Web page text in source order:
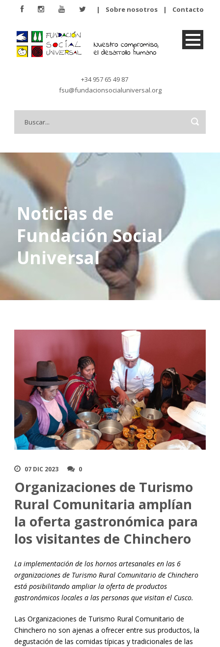
| Sobre nosotros | Contacto
+34 957 65 49 87
fsu@fundacionsocialuniversal.org
Noticias de
Fundación Social
Universal
07 DIC 2023 0
Organizaciones de Turismo
Rural Comunitaria amplían
la oferta gastronómica para
los visitantes de Chinchero
La implementación de los hornos artesanales en las 6
organizaciones de Turismo Rural Comunitario de Chinchero
está posibilitando ampliar la oferta de productos
gastronómicos locales a las personas que visitan el Cusco.
Las Organizaciones de Turismo Rural Comunitario de
Chinchero no son ajenas a ofrecer entre sus productos, la
degustación de las comidas típicas y tradicionales de las